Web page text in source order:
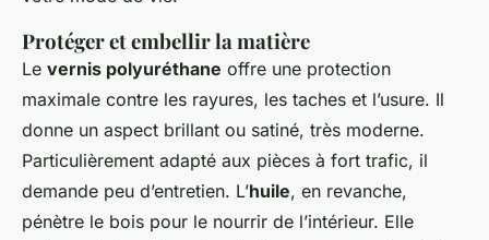
Protéger et embellir la matière
Le vernis polyuréthane offre une protection
maximale contre les rayures, les taches et l’usure. Il
donne un aspect brillant ou satiné, très moderne.
Particulièrement adapté aux pièces à fort trafic, il
demande peu d’entretien. L’huile, en revanche,
pénètre le bois pour le nourrir de l’intérieur. Elle